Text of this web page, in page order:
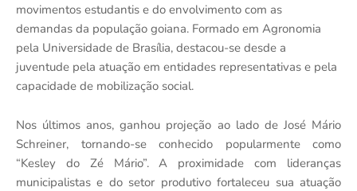
movimentos estudantis e do envolvimento com as
demandas da população goiana. Formado em Agronomia
pela Universidade de Brasília, destacou-se desde a
juventude pela atuação em entidades representativas e pela
capacidade de mobilização social.
Nos últimos anos, ganhou projeção ao lado de José Mário
Schreiner, tornando-se conhecido popularmente como
“Kesley do Zé Mário”. A proximidade com lideranças
municipalistas e do setor produtivo fortaleceu sua atuação